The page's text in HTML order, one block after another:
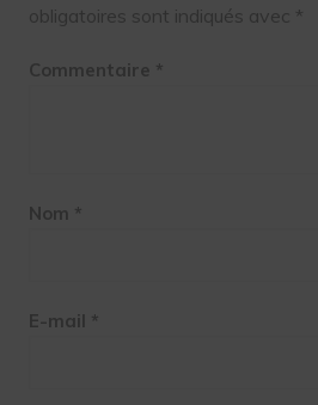
obligatoires sont indiqués avec *
Commentaire *
Nom *
E-mail *